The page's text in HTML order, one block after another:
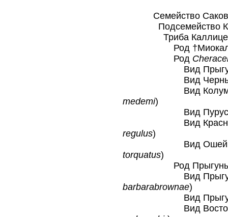
Семейство
Подсемейство
Триба
Род
Род
Вид Прыгун-
Вид Черный
Вид
medemi)
Вид
Вид
regulus)
Вид
torquatus)
Род Прыгуны
Вид Прыгун
barbarabrownae)
Вид Прыгун
Вид